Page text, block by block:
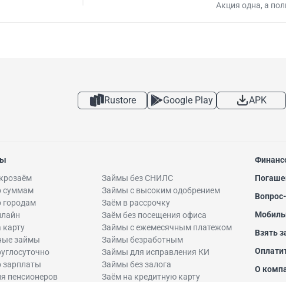
Акция одна, а
Rustore Google Play APK
суммам
займы
пенсионеров
Займы без СНИЛС
Займы с высоким одобрением
Заём в рассрочку
Заём без посещения офиса
Займы с ежемесячным платежом
Займы безработным
Займы для исправления КИ
Займы без залога
Заём на кредитную карту
Взять
О